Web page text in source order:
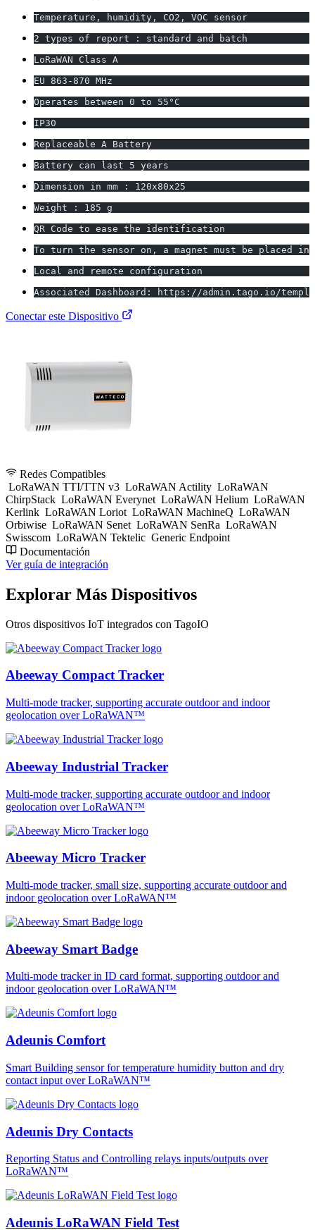
Temperature, humidity, CO2, VOC sensor
2 types of report : standard and batch
LoRaWAN Class A
EU 863-870 MHz
Operates between 0 to 55°C
IP30
Replaceable A Battery
Battery can last 5 years
Dimension in mm : 120x80x25
Weight : 185 g
QR Code to ease the identification
To turn the sensor on, a magnet must be placed
Local and remote configuration
Associated Dashboard: https://admin.tago.io/
Conectar este Dispositivo
Redes Compatibles
LoRaWAN TTI/TTN v3 LoRaWAN Actility LoRaWAN
ChirpStack LoRaWAN Everynet LoRaWAN Helium LoRaWAN
Kerlink LoRaWAN Loriot LoRaWAN MachineQ LoRaWAN
Orbiwise LoRaWAN Senet LoRaWAN SenRa LoRaWAN
Swisscom LoRaWAN Tektelic Generic Endpoint
Documentación
Ver guía de integración
Explorar Más Dispositivos
Otros dispositivos IoT integrados con TagoIO
Abeeway Compact Tracker
Multi-mode tracker, supporting accurate outdoor and indoor
geolocation over LoRaWAN™
Abeeway Industrial Tracker
Multi-mode tracker, supporting accurate outdoor and indoor
geolocation over LoRaWAN™
Abeeway Micro Tracker
Multi-mode tracker, small size, supporting accurate outdoor and
indoor geolocation over LoRaWAN™
Abeeway Smart Badge
Multi-mode tracker in ID card format, supporting outdoor and
indoor geolocation over LoRaWAN™
Adeunis Comfort
Smart Building sensor for temperature humidity button and dry
contact input over LoRaWAN™
Adeunis Dry Contacts
Reporting Status and Controlling relays inputs/outputs over
LoRaWAN™
Adeunis LoRaWAN Field Test